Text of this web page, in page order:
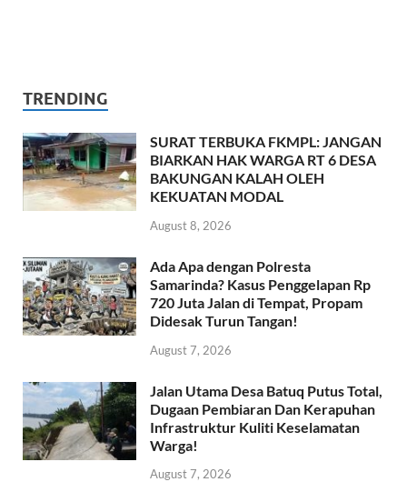
TRENDING
SURAT TERBUKA FKMPL: JANGAN
BIARKAN HAK WARGA RT 6 DESA
BAKUNGAN KALAH OLEH
KEKUATAN MODAL
August 8, 2026
Ada Apa dengan Polresta
Samarinda? Kasus Penggelapan Rp
720 Juta Jalan di Tempat, Propam
Didesak Turun Tangan!
August 7, 2026
Jalan Utama Desa Batuq Putus Total,
Dugaan Pembiaran Dan Kerapuhan
Infrastruktur Kuliti Keselamatan
Warga!
August 7, 2026